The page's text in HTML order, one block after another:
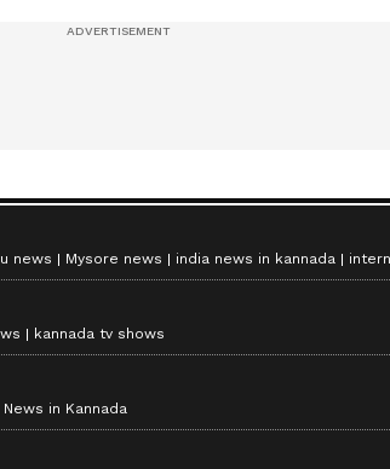
news Mysore news india news in kannada
kannada tv shows
in Kannada